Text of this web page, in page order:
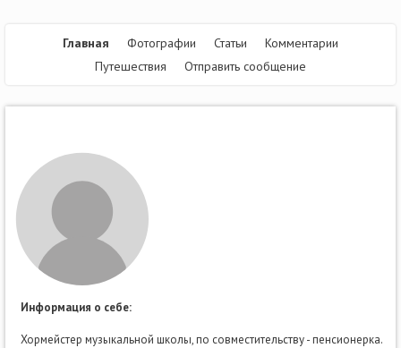
Главная Фотографии Статьи
Комментарии
Путешествия
Отправить сообщение
Информация о себе:
Хормейстер музыкальной школы, по совместительству - пенсионерка.